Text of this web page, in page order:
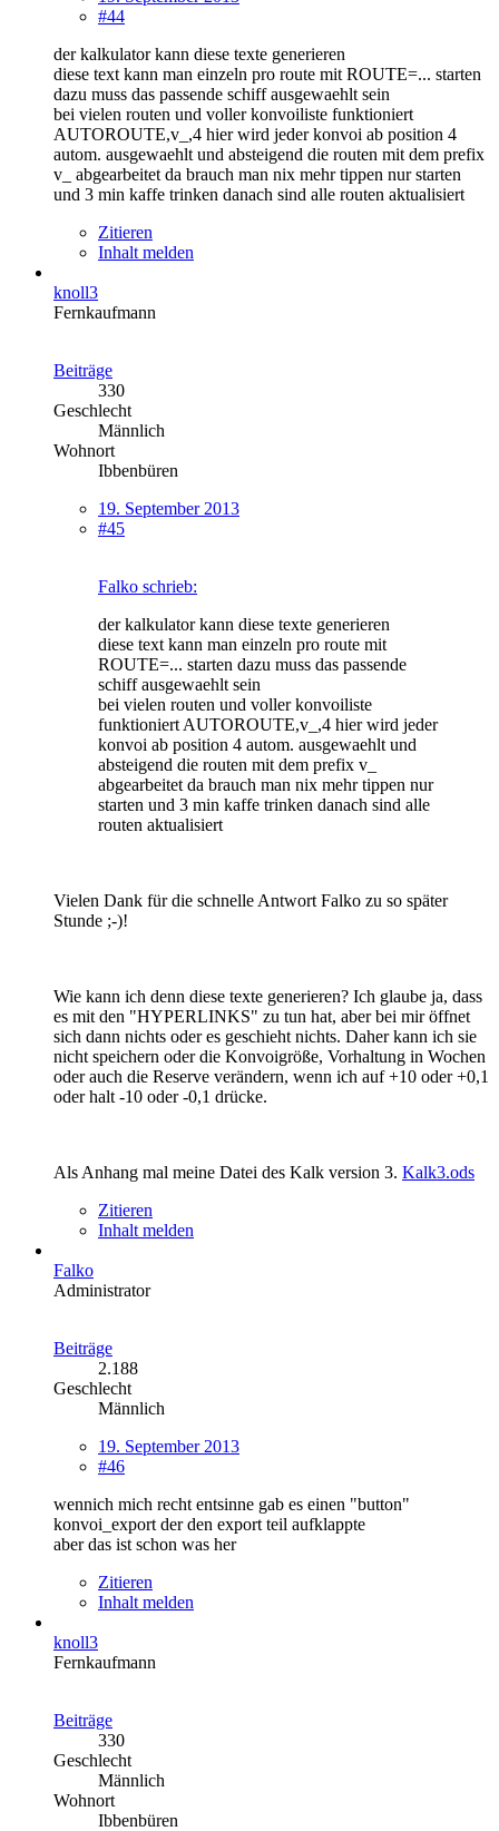
#44
der kalkulator kann diese texte generieren
diese text kann man einzeln pro route mit ROUTE=... starten
dazu muss das passende schiff ausgewaehlt sein
bei vielen routen und voller konvoiliste funktioniert
AUTOROUTE,v_,4 hier wird jeder konvoi ab position 4
autom. ausgewaehlt und absteigend die routen mit dem prefix
v_ abgearbeitet da brauch man nix mehr tippen nur starten
und 3 min kaffe trinken danach sind alle routen aktualisiert
Zitieren
Inhalt melden
knoll3
Fernkaufmann
Beiträge
330
Geschlecht
Männlich
Wohnort
Ibbenbüren
19. September 2013
#45
Falko schrieb:
der kalkulator kann diese texte generieren
diese text kann man einzeln pro route mit
ROUTE=... starten dazu muss das passende
schiff ausgewaehlt sein
bei vielen routen und voller konvoiliste
funktioniert AUTOROUTE,v_,4 hier wird jeder
konvoi ab position 4 autom. ausgewaehlt und
absteigend die routen mit dem prefix v_
abgearbeitet da brauch man nix mehr tippen nur
starten und 3 min kaffe trinken danach sind alle
routen aktualisiert
Vielen Dank für die schnelle Antwort Falko zu so später
Stunde ;-)!
Wie kann ich denn diese texte generieren? Ich glaube ja, dass
es mit den "HYPERLINKS" zu tun hat, aber bei mir öffnet
sich dann nichts oder es geschieht nichts. Daher kann ich sie
nicht speichern oder die Konvoigröße, Vorhaltung in Wochen
oder auch die Reserve verändern, wenn ich auf +10 oder +0,1
oder halt -10 oder -0,1 drücke.
Als Anhang mal meine Datei des Kalk version 3. Kalk3.ods
Zitieren
Inhalt melden
Falko
Administrator
Beiträge
2.188
Geschlecht
Männlich
19. September 2013
#46
wennich mich recht entsinne gab es einen "button"
konvoi_export der den export teil aufklappte
aber das ist schon was her
Zitieren
Inhalt melden
knoll3
Fernkaufmann
Beiträge
330
Geschlecht
Männlich
Wohnort
Ibbenbüren